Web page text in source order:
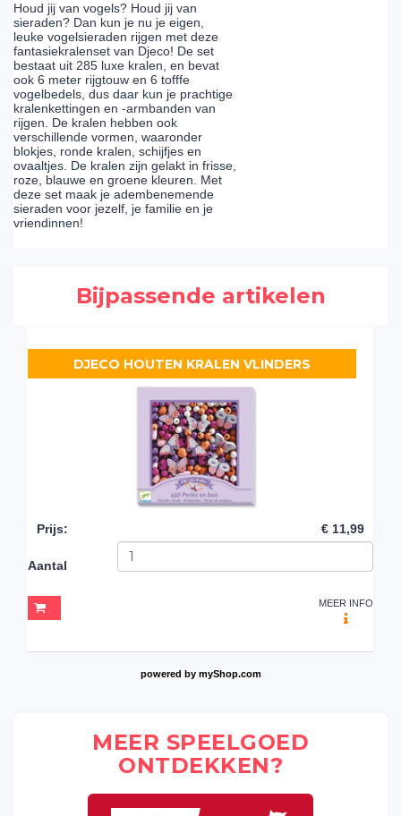
Houd jij van vogels? Houd jij van
sieraden? Dan kun je nu je eigen,
leuke vogelsieraden rijgen met deze
fantasiekralenset van Djeco! De set
bestaat uit 285 luxe kralen, en bevat
ook 6 meter rijgtouw en 6 tofffe
vogelbedels, dus daar kun je prachtige
kralenkettingen en -armbanden van
rijgen. De kralen hebben ook
verschillende vormen, waaronder
blokjes, ronde kralen, schijfjes en
ovaaltjes. De kralen zijn gelakt in frisse,
roze, blauwe en groene kleuren. Met
deze set maak je adembenemende
sieraden voor jezelf, je familie en je
vriendinnen!
Bijpassende artikelen
DJECO HOUTEN KRALEN VLINDERS
Prijs: € 11,99
Aantal
MEER INFO
powered by myShop.com
MEER SPEELGOED
ONTDEKKEN?